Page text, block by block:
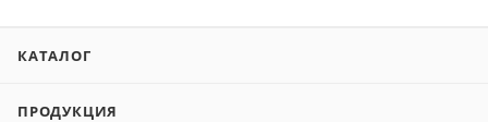
КАТАЛОГ
ПРОДУКЦИЯ